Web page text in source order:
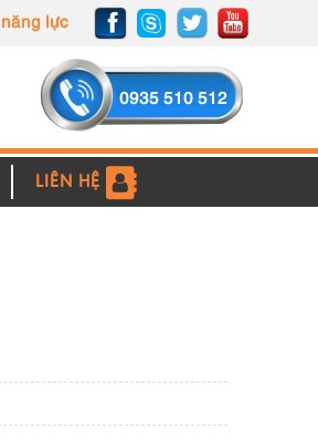
lực
0935 510 512
LIÊN HỆ